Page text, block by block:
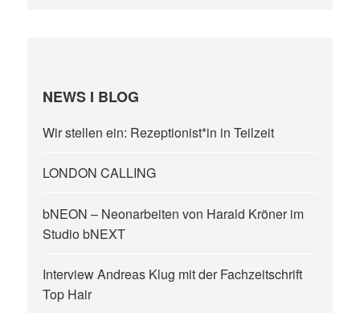
NEWS I BLOG
Wir stellen ein: Rezeptionist*in in Teilzeit
LONDON CALLING
bNEON – Neonarbeiten von Harald Kröner im
Studio bNEXT
Interview Andreas Klug mit der Fachzeitschrift
Top Hair